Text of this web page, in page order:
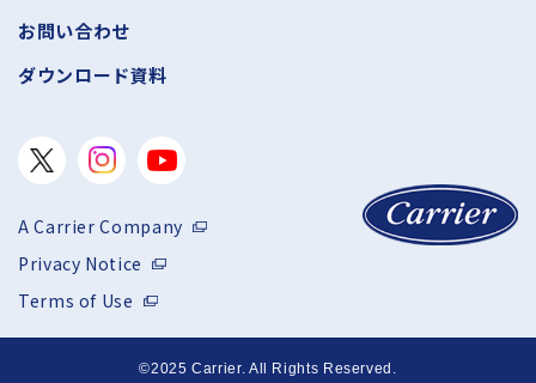
お問い合わせ
ダウンロード資料
A Carrier Company
Privacy Notice
Terms of Use
©2025 Carrier. All Rights Reserved.